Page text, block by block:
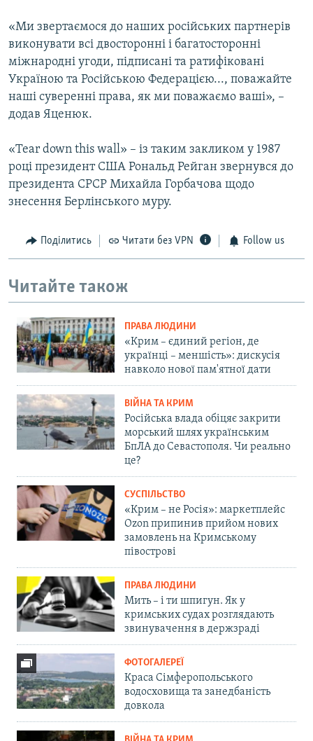
«Ми звертаємося до наших російських партнерів
виконувати всі двосторонні і багатосторонні
міжнародні угоди, підписані та ратифіковані
Україною та Російською Федерацією..., поважайте
наші суверенні права, як ми поважаємо ваші», –
додав Яценюк.
«Tear down this wall» – із таким закликом у 1987
році президент США Рональд Рейган звернувся до
президента СРСР Михайла Горбачова щодо
знесення Берлінського муру.
Поділитись Читати без VPN Follow us
Читайте також
ПРАВА ЛЮДИНИ
«Крим – єдиний регіон, де
українці – меншість»: дискусія
навколо нової пам'ятної дати
ВІЙНА ТА КРИМ
Російська влада обіцяє закрити
морський шлях українським
БпЛА до Севастополя. Чи реально
це?
СУСПІЛЬСТВО
«Крим – не Росія»: маркетплейс
Ozon припинив прийом нових
замовлень на Кримському
півострові
ПРАВА ЛЮДИНИ
Мить – і ти шпигун. Як у
кримських судах розглядають
звинувачення в держзраді
ФОТОГАЛЕРЕЇ
Краса Сімферопольського
водосховища та занедбаність
довкола